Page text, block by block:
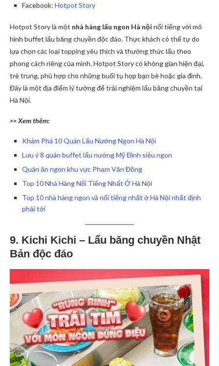
Facebook: Hotpot Story
Hotpot Story là một nhà hàng lẩu ngon Hà nội nổi tiếng với mô
hình buffet lẩu băng chuyền độc đáo. Thực khách có thể tự do
lựa chọn các loại topping yêu thích và thưởng thức lẩu theo
phong cách riêng của mình. Hotpot Story có không gian hiện đại,
trẻ trung, phù hợp cho những buổi tụ họp bạn bè hoặc gia đình.
Đây là một địa điểm lý tưởng để trải nghiệm lẩu băng chuyền tại
Hà Nội.
>> Xem thêm:
Khám Phá 10 Quán Lẩu Nướng Ngon Hà Nội
Lưu ý 8 quán buffet lẩu nướng Mỹ Đình siêu ngon
Quán ăn ngon khu vực Phạm Văn Đồng
Top 10 Nhà Hàng Nổi Tiếng Nhất Ở Hà Nội
Top 10 nhà hàng ngon và nổi tiếng nhất ở Hà Nội nhất định
phải tới
9. Kichi Kichi – Lẩu băng chuyền Nhật
Bản độc đáo